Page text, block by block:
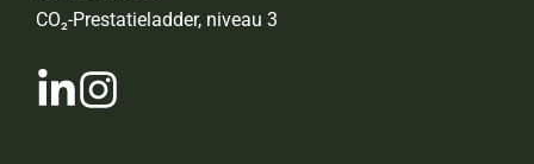
CO₂-Prestatieladder, niveau 3